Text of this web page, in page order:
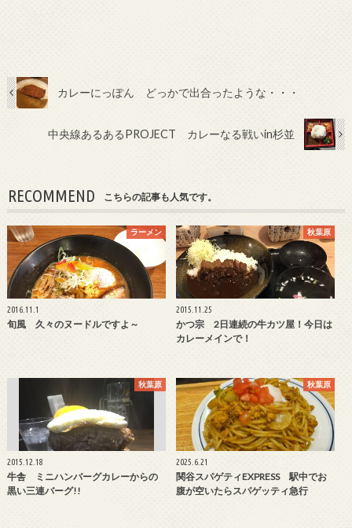
カレーにっぽん どっかで出合ったような・・・
中央線あるあるPROJECT カレーなる戦いin杉並
RECOMMEND こちらの記事も人気です。
ラーメン
2016.11.1
旬風 久々のヌードルですよ～
秋葉原
2015.11.25
かつ宗 2日連続の牛カツ屋！今日は
カレーメインで！
秋葉原
2015.12.18
牛舎 ミニハンバーグカレーからの
黒い三連バーグ!!
秋葉原
2025.6.21
関谷スパゲティEXPRESS 駅中でお
腹が空いたらスパゲッティ急行